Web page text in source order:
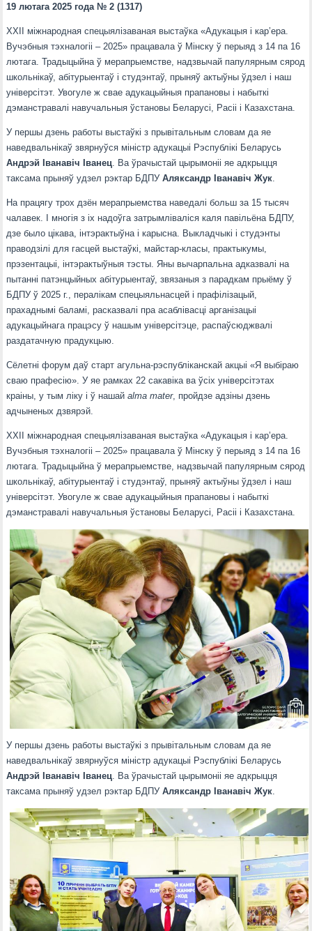
19 лютага 2025 года № 2 (1317)
XXIІ міжнародная спецыялізаваная выстаўка «Адукацыя і кар’ера.
Вучэбныя тэхналогіі – 2025» працавала ў Мінску ў перыяд з 14 па 16
лютага. Традыцыйна ў мерапрыемстве, надзвычай папулярным сярод
школьнікаў, абітурыентаў і студэнтаў, прыняў актыўны ўдзел і наш
універсітэт. Увогуле ж свае адукацыйныя прапановы і набыткі
дэманстравалі навучальныя ўстановы Беларусі, Расіі і Казахстана.
У першы дзень работы выстаўкі з прывітальным словам да яе
наведвальнікаў звярнуўся міністр адукацыі Рэспублікі Беларусь
Андрэй Іванавіч Іванец . Ва ўрачыстай цырымоніі яе адкрыцця
таксама прыняў удзел рэктар БДПУАляксандр Іванавіч Жук
На працягу трох дзён мерапрыемства наведалі больш за 15 тысяч
чалавек. І многія з іх надоўга затрымліваліся каля павільёна БДПУ,
дзе было цікава, інтэрактыўна і карысна. Выкладчыкі і студэнты
праводзілі для гасцей выстаўкі, майстар-класы, практыкумы,
прэзентацыі, інтэрактыўныя тэсты. Яны вычарпальна адказвалі на
пытанні патэнцыйных абітурыентаў, звязаныя з парадкам прыёму ў
БДПУ ў 2025 г., пералікам спецыяльнасцей і прафілізацый,
прахаднымі баламі, расказвалі пра асаблівасці арганізацыі
адукацыйнага працэсу ў нашым універсітэце, распаўсюджвалі
раздатачную прадукцыю.
Сёлетні форум даў старт агульна-рэспубліканскай акцыі «Я выбіраю
сваю прафесію». У яе рамках 22 сакавіка ва ўсіх універсітэтах
краіны, у тым ліку і ў нашайalma mater, пройдзе адзіны дзень
адчыненых дзвярэй.
XXIІ міжнародная спецыялізаваная выстаўка «Адукацыя і кар’ера.
Вучэбныя тэхналогіі – 2025» працавала ў Мінску ў перыяд з 14 па 16
лютага. Традыцыйна ў мерапрыемстве, надзвычай папулярным сярод
школьнікаў, абітурыентаў і студэнтаў, прыняў актыўны ўдзел і наш
універсітэт. Увогуле ж свае адукацыйныя прапановы і набыткі
дэманстравалі навучальныя ўстановы Беларусі, Расіі і Казахстана.
У першы дзень работы выстаўкі з прывітальным словам да яе
наведвальнікаў звярнуўся міністр адукацыі Рэспублікі Беларусь
Андрэй Іванавіч Іванец . Ва ўрачыстай цырымоніі яе адкрыцця
таксама прыняў удзел рэктар БДПУАляксандр Іванавіч Жук